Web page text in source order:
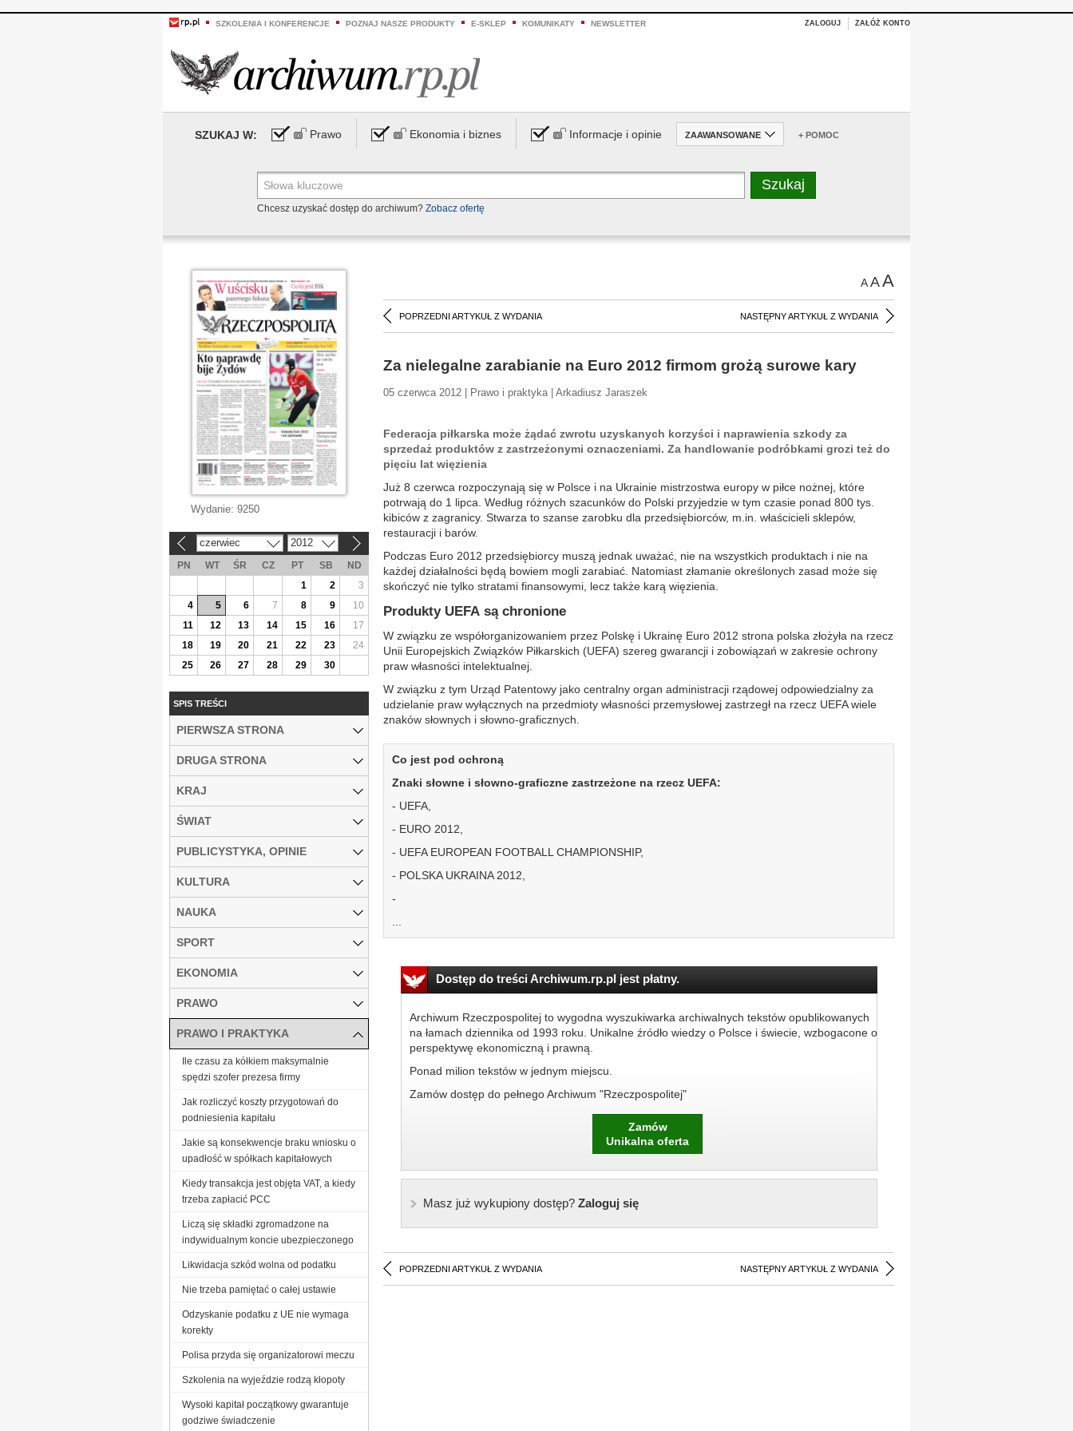
SZKOLENIA I KONFERENCJE POZNAJ NASZE PRODUKTY E-SKLEP KOMUNIKATY NEWSLETTER ZALOGUJ ZAŁÓŻ KONTO
SZUKAJ W: Prawo Ekonomia i biznes Informacje i opinie ZAAWANSOWANE + POMOC
Chcesz uzyskać dostęp do archiwum? Zobacz ofertę
AAA
POPRZEDNI ARTYKUŁ Z WYDANIA NASTĘPNY ARTYKUŁ Z WYDANIA
Za nielegalne zarabianie na Euro 2012 firmom grożą surowe kary
05 czerwca 2012 | Prawo i praktyka | Arkadiusz Jaraszek
Federacja piłkarska może żądać zwrotu uzyskanych korzyści i naprawienia szkody za
sprzedaż produktów z zastrzeżonymi oznaczeniami. Za handlowanie podróbkami grozi też do
pięciu lat więzienia
Już 8 czerwca rozpoczynają się w Polsce i na Ukrainie mistrzostwa europy w piłce nożnej, które
potrwają do 1 lipca. Według różnych szacunków do Polski przyjedzie w tym czasie ponad 800 tys.
kibiców z zagranicy. Stwarza to szanse zarobku dla przedsiębiorców, m.in. właścicieli sklepów,
restauracji i barów.
Podczas Euro 2012 przedsiębiorcy muszą jednak uważać, nie na wszystkich produktach i nie na
każdej działalności będą bowiem mogli zarabiać. Natomiast złamanie określonych zasad może się
skończyć nie tylko stratami finansowymi, lecz także karą więzienia.
Produkty UEFA są chronione
W związku ze współorganizowaniem przez Polskę i Ukrainę Euro 2012 strona polska złożyła na rzecz
Unii Europejskich Związków Piłkarskich (UEFA) szereg gwarancji i zobowiązań w zakresie ochrony
praw własności intelektualnej.
W związku z tym Urząd Patentowy jako centralny organ administracji rządowej odpowiedzialny za
udzielanie praw wyłącznych na przedmioty własności przemysłowej zastrzegł na rzecz UEFA wiele
znaków słownych i słowno-graficznych.
Co jest pod ochroną
Znaki słowne i słowno-graficzne zastrzeżone na rzecz UEFA:
- UEFA,
- EURO 2012,
- UEFA EUROPEAN FOOTBALL CHAMPIONSHIP,
- POLSKA UKRAINA 2012,
-
Dostęp do treści Archiwum.rp.pl jest płatny.
Archiwum Rzeczpospolitej to wygodna wyszukiwarka archiwalnych tekstów opublikowanych
na łamach dziennika od 1993 roku. Unikalne źródło wiedzy o Polsce i świecie, wzbogacone o
perspektywę ekonomiczną i prawną.
Ponad milion tekstów w jednym miejscu.
Zamów dostęp do pełnego Archiwum "Rzeczpospolitej"
Zamów
Unikalna oferta
Masz już wykupiony dostęp?Zaloguj się
POPRZEDNI ARTYKUŁ Z WYDANIA NASTĘPNY ARTYKUŁ Z WYDANIA
Wydanie: 9250
czerwiec 2012
PN WT ŚR CZ PT SB
ND
1
2
3
4
5 6 7 8 9
10
11
12 13 14 15 16
17
18
19 20 21 22 23
24
25
26 27 28 29 30
SPIS TREŚCI
PIERWSZA STRONA
DRUGA STRONA
KRAJ
ŚWIAT
PUBLICYSTYKA, OPINIE
KULTURA
NAUKA
SPORT
EKONOMIA
PRAWO
PRAWO I PRAKTYKA
Ile czasu za kółkiem maksymalnie
spędzi szofer prezesa firmy
Jak rozliczyć koszty przygotowań do
podniesienia kapitału
Jakie są konsekwencje braku wniosku o
upadłość w spółkach kapitałowych
Kiedy transakcja jest objęta VAT, a kiedy
trzeba zapłacić PCC
Liczą się składki zgromadzone na
indywidualnym koncie ubezpieczonego
Likwidacja szkód wolna od podatku
Nie trzeba pamiętać o całej ustawie
Odzyskanie podatku z UE nie wymaga
korekty
Polisa przyda się organizatorowi meczu
Szkolenia na wyjeździe rodzą kłopoty
Wysoki kapitał początkowy gwarantuje
godziwe świadczenie